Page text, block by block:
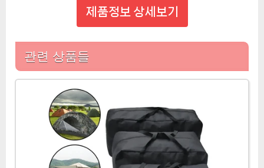
제품정보 상세보기
관련 상품들